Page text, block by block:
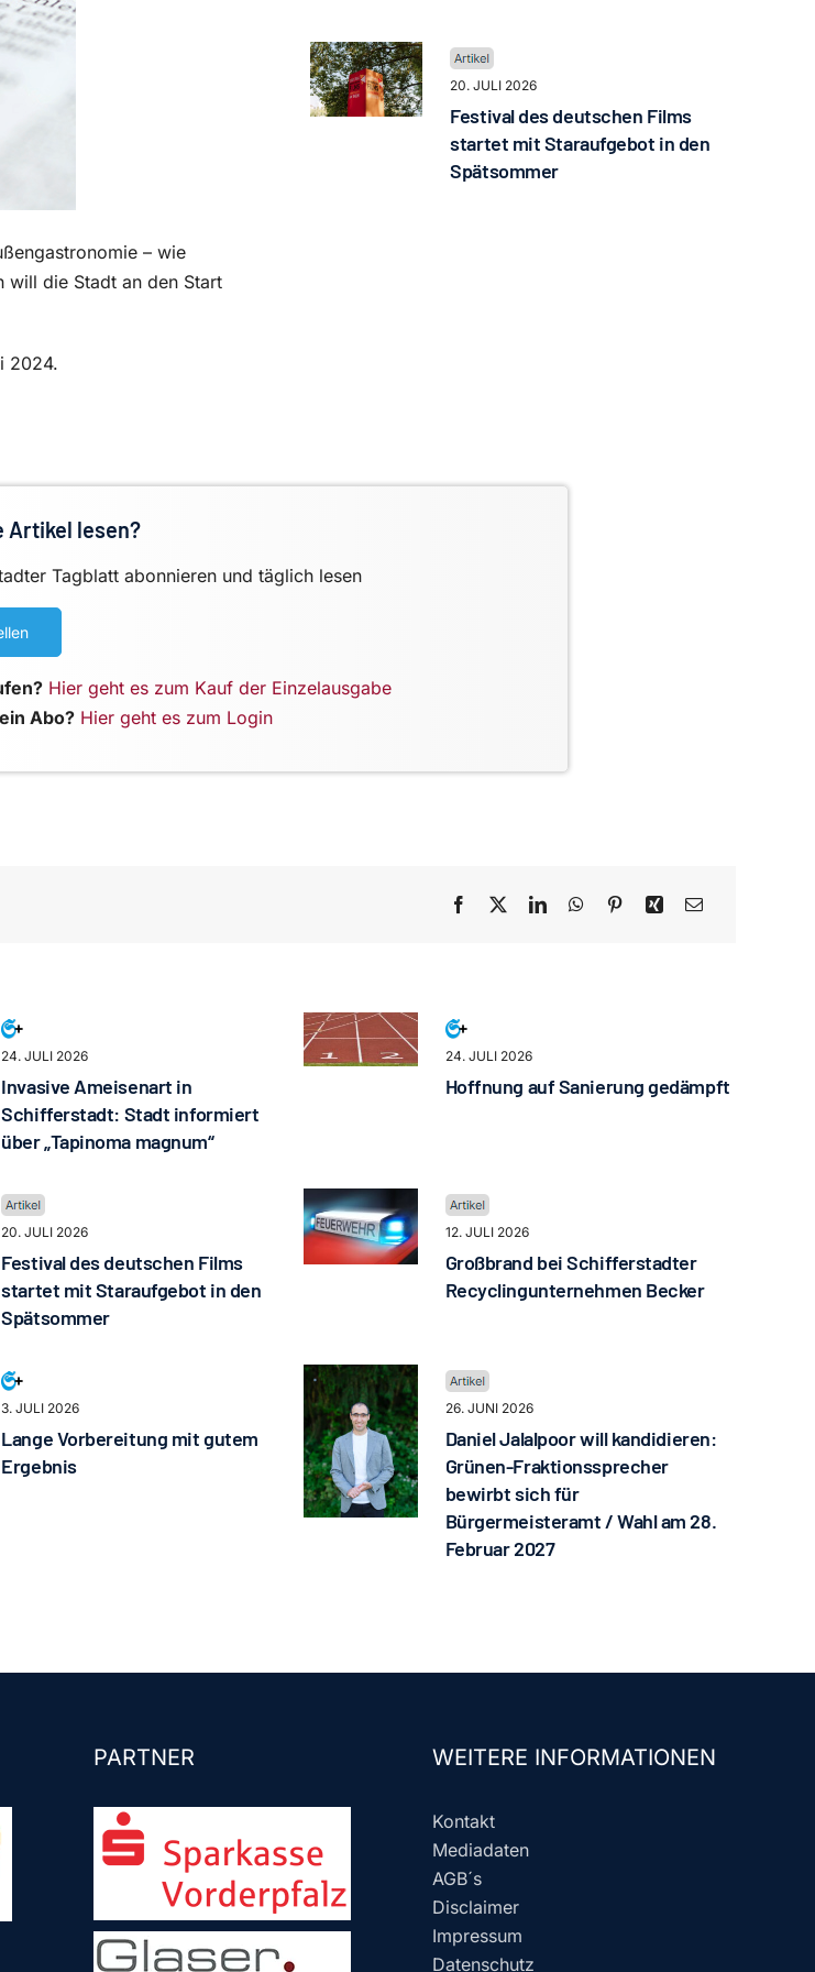
– wie
will die Stadt an den Start
2024.
20. JULI 2026
Festival des deutschen Films
startet mit Staraufgebot in den
Spätsommer
Artikel lesen?
Tagblatt abonnieren und täglich lesen
Hier geht es zum Kauf der Einzelausgabe
Abo? Hier geht es zum Login
24. JULI 2026
Invasive Ameisenart in
Schifferstadt: Stadt informiert
über „Tapinoma magnum“
24. JULI 2026
Hoffnung auf Sanierung gedämpft
20. JULI 2026
Festival des deutschen Films
startet mit Staraufgebot in den
Spätsommer
12. JULI 2026
Großbrand bei Schifferstadter
Recyclingunternehmen Becker
3. JULI 2026
Lange Vorbereitung mit gutem
Ergebnis
26. JUNI 2026
Daniel Jalalpoor will kandidieren:
Grünen-Fraktionssprecher
bewirbt sich für
Bürgermeisteramt / Wahl am 28.
Februar 2027
PARTNER WEITERE INFORMATIONEN
Kontakt
Mediadaten
AGB´s
Disclaimer
Impressum
Datenschutz